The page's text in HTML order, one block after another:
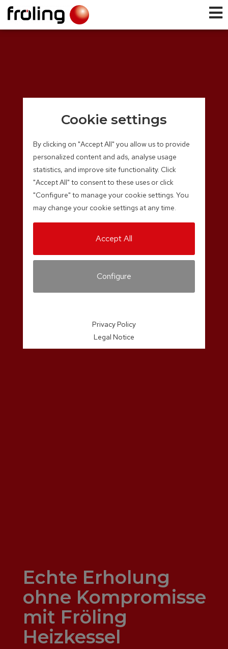
Echte Erholung
ohne Kompromisse
mit Fröling
Heizkessel
Cookie settings
By clicking on "Accept All" you allow us to provide
personalized content and ads, analyse usage
statistics, and improve site functionality. Click
"Accept All" to consent to these uses or click
"Configure" to manage your cookie settings. You
may change your cookie settings at any time.
Accept All
Configure
Privacy Policy
Legal Notice